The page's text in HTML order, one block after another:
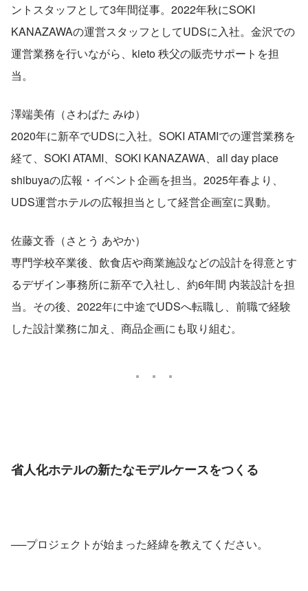
ントスタッフとして3年間従事。2022年秋にSOKI
KANAZAWAの運営スタッフとしてUDSに入社。金沢での
運営業務を行いながら、kieto 秩父の販売サポートを担
当。
澤端美侑（さわばた みゆ）
2020年に新卒でUDSに入社。SOKI ATAMIでの運営業務を
経て、SOKI ATAMI、SOKI KANAZAWA、all day place
shibuyaの広報・イベント企画を担当。2025年春より、
UDS運営ホテルの広報担当として経営企画室に異動。
佐藤文香（さとう あやか）
専門学校卒業後、飲食店や商業施設などの設計を得意とす
るデザイン事務所に新卒で入社し、約6年間 内装設計を担
当。その後、2022年に中途でUDSへ転職し、前職で経験
した設計業務に加え、商品企画にも取り組む。
省人化ホテルの新たなモデルケースをつくる
──プロジェクトが始まった経緯を教えてください。